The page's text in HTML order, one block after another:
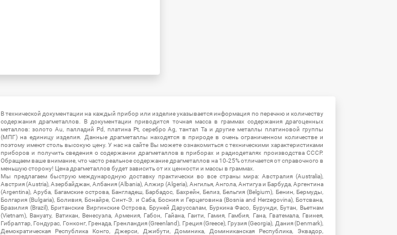
В технической документации на каждый прибор или изделие указывается информация по перечню и количеству
содержания драгметаллов. В документации приводится точная масса в граммах содержания драгоценных
металлов: золото Au, палладий Pd, платина Pt, серебро Ag, тантал Ta и другие металлы платиновой группы
(МПГ) на единицу изделия. Данные драгметаллы находятся в природе в очень ограниченном количестве и
поэтому имеют столь высокую цену. У нас на сайте Вы можете ознакомиться с техническими характеристиками
приборов и получить сведения о содержании драгметаллов в приборах и радиодеталях производства СССР.
Обращаем ваше внимание, что часто реальное содержание драгметаллов на 10-25% отличается от справочного в
меньшую сторону! Цена драгметаллов будет зависить от их ценности и массы в граммах.
Мы предлагаем быструю международную доставку практически во все страны мира: Австралия (Australia),
Австрия (Austria), Азербайджан, Албания (Albania), Алжир (Algeria), Ангилья, Ангола, Антигуа и Барбуда, Аргентина
(Argentina), Аруба, Багамские острова, Бангладеш, Барбадос, Бахрейн, Белиз, Бельгия (Belgium), Бенин, Бермуды,
Болгария (Bulgaria), Боливия, Бонайре, Синт-Э. и Саба, Босния и Герцеговина (Bosnia and Herzegovina), Ботсвана,
Бразилия (Brazil), Британские Виргинские Острова, Бруней Даруссалам, Буркина Фасо, Бурунди, Бутан, Вьетнам
(Vietnam), Вануату, Ватикан, Венесуэла, Армения, Габон, Гайана, Гаити, Гамия, Гамбия, Гана, Гватемала, Гвинея,
Гибралтар, Гондурас, Гонконг, Гренада, Гренландия (Greenland), Греция (Greece), Грузия (Georgia), Дания (Denmark),
Демократическая Республика Конго, Джерси, Джибути, Доминика, Доминиканская Республика, Эквадор,